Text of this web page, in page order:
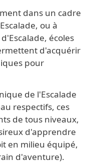
dans un cadre
ou à
écoles
d'acquérir
pour
de l'Escalade
respectifs, ces
de tous niveaux,
d'apprendre
en milieu équipé,
d'aventure).